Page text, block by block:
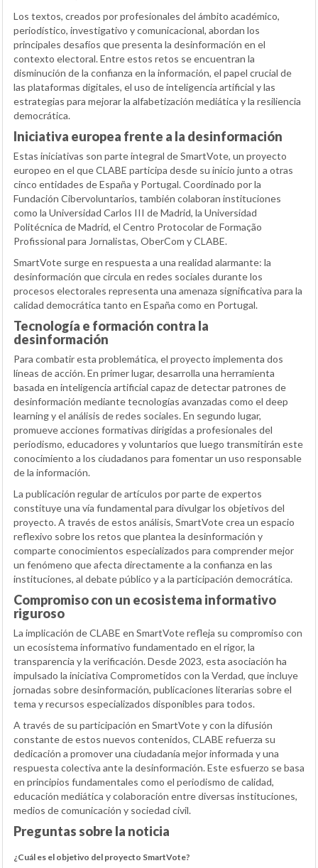
Los textos, creados por profesionales del ámbito académico,
periodístico, investigativo y comunicacional, abordan los
principales desafíos que presenta la desinformación en el
contexto electoral. Entre estos retos se encuentran la
disminución de la confianza en la información, el papel crucial de
las plataformas digitales, el uso de inteligencia artificial y las
estrategias para mejorar la alfabetización mediática y la resiliencia
democrática.
Iniciativa europea frente a la desinformación
Estas iniciativas son parte integral de SmartVote, un proyecto
europeo en el que CLABE participa desde su inicio junto a otras
cinco entidades de España y Portugal. Coordinado por la
Fundación Cibervoluntarios, también colaboran instituciones
como la Universidad Carlos III de Madrid, la Universidad
Politécnica de Madrid, el Centro Protocolar de Formação
Profissional para Jornalistas, OberCom y CLABE.
SmartVote surge en respuesta a una realidad alarmante: la
desinformación que circula en redes sociales durante los
procesos electorales representa una amenaza significativa para la
calidad democrática tanto en España como en Portugal.
Tecnología e formación contra la
desinformación
Para combatir esta problemática, el proyecto implementa dos
líneas de acción. En primer lugar, desarrolla una herramienta
basada en inteligencia artificial capaz de detectar patrones de
desinformación mediante tecnologías avanzadas como el deep
learning y el análisis de redes sociales. En segundo lugar,
promueve acciones formativas dirigidas a profesionales del
periodismo, educadores y voluntarios que luego transmitirán este
conocimiento a los ciudadanos para fomentar un uso responsable
de la información.
La publicación regular de artículos por parte de expertos
constituye una vía fundamental para divulgar los objetivos del
proyecto. A través de estos análisis, SmartVote crea un espacio
reflexivo sobre los retos que plantea la desinformación y
comparte conocimientos especializados para comprender mejor
un fenómeno que afecta directamente a la confianza en las
instituciones, al debate público y a la participación democrática.
Compromiso con un ecosistema informativo
riguroso
La implicación de CLABE en SmartVote refleja su compromiso con
un ecosistema informativo fundamentado en el rigor, la
transparencia y la verificación. Desde 2023, esta asociación ha
impulsado la iniciativa Comprometidos con la Verdad, que incluye
jornadas sobre desinformación, publicaciones literarias sobre el
tema y recursos especializados disponibles para todos.
A través de su participación en SmartVote y con la difusión
constante de estos nuevos contenidos, CLABE refuerza su
dedicación a promover una ciudadanía mejor informada y una
respuesta colectiva ante la desinformación. Este esfuerzo se basa
en principios fundamentales como el periodismo de calidad,
educación mediática y colaboración entre diversas instituciones,
medios de comunicación y sociedad civil.
Preguntas sobre la noticia
¿Cuál es el objetivo del proyecto SmartVote?